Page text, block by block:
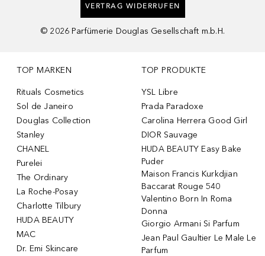
VERTRAG WIDERRUFEN
© 2026 Parfümerie Douglas Gesellschaft m.b.H.
TOP MARKEN
Rituals Cosmetics
Sol de Janeiro
Douglas Collection
Stanley
CHANEL
Purelei
The Ordinary
La Roche-Posay
Charlotte Tilbury
HUDA BEAUTY
MAC
Dr. Emi Skincare
TOP PRODUKTE
YSL Libre
Prada Paradoxe
Carolina Herrera Good Girl
DIOR Sauvage
HUDA BEAUTY Easy Bake
Puder
Maison Francis Kurkdjian
Baccarat Rouge 540
Valentino Born In Roma
Donna
Giorgio Armani Si Parfum
Jean Paul Gaultier Le Male Le
Parfum